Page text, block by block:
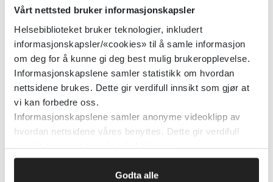
Vårt nettsted bruker informasjonskapsler
Helsebiblioteket bruker teknologier, inkludert
informasjonskapsler/«cookies» til å samle informasjon
om deg for å kunne gi deg best mulig brukeropplevelse.
Informasjonskapslene samler statistikk om hvordan
nettsidene brukes. Dette gir verdifull innsikt som gjør at
vi kan forbedre oss.
Informasjonskapslene samler anonyme videoklipp av
hvordan nettsidene våres benyttes. Dette gir verdifull
innsikt som gjør at vi kan forbedre oss.
Godta alle
Sundhedsstyrelsen (Danmark)
Detaljer
Tidlig oppdagelse av utsatte barn
og unge - nasjonal faglig
retningslinje
Helsedirektoratet 2019